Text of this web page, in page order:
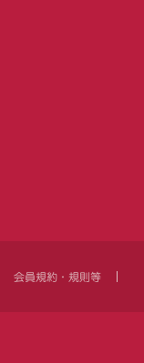
会員規約・規則等